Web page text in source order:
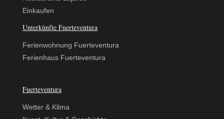
Einkaufen
Unterkünfte Fuerteventura
Ferienwohnung Fuerteventura
Ferienhaus Fuerteventura
Fuerteventura
Wetter & Klima